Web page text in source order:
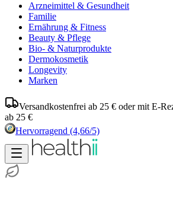
Arzneimittel & Gesundheit
Familie
Ernährung & Fitness
Beauty & Pflege
Bio- & Naturprodukte
Dermokosmetik
Longevity
Marken
Versandkostenfrei ab 25 € oder mit E-
ab 25 €
Hervorragend (4,66/5)